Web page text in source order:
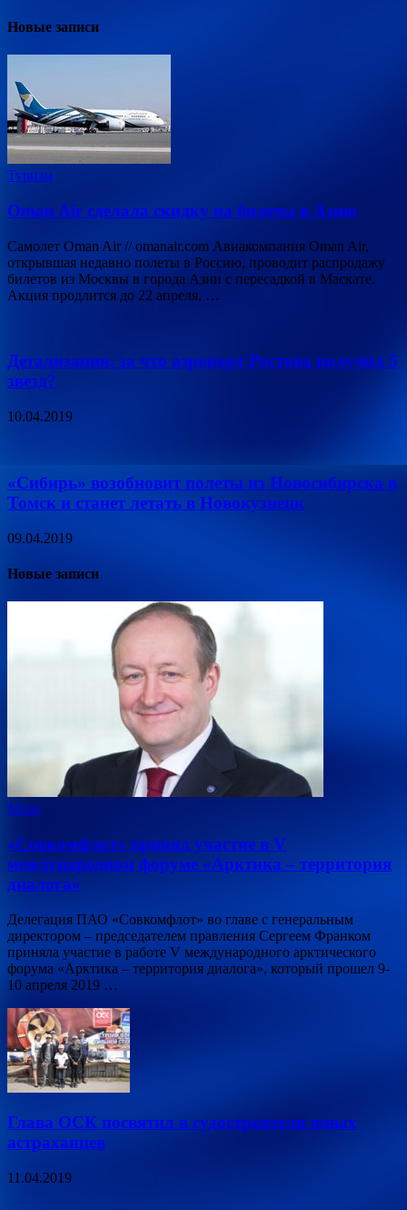
Новые записи
Туризм
Oman Air сделала скидку на билеты в Азию
Самолет Oman Air // omanair.com Авиакомпания Oman Air,
открывшая недавно полеты в Россию, проводит распродажу
билетов из Москвы в города Азии с пересадкой в Маскате.
Акция продлится до 22 апреля, …
Детализация: за что аэропорт Ростова получил 5
звезд?
10.04.2019
«Сибирь» возобновит полеты из Новосибирска в
Томск и станет летать в Новокузнецк
09.04.2019
Новые записи
Море
«Совкомфлот» принял участие в V
международном форуме «Арктика – территория
диалога»
Делегация ПАО «Совкомфлот» во главе с генеральным
директором – председателем правления Сергеем Франком
приняла участие в работе V международного арктического
форума «Арктика – территория диалога», который прошел 9-
10 апреля 2019 …
Глава ОСК посвятил в судостроители юных
астраханцев
11.04.2019